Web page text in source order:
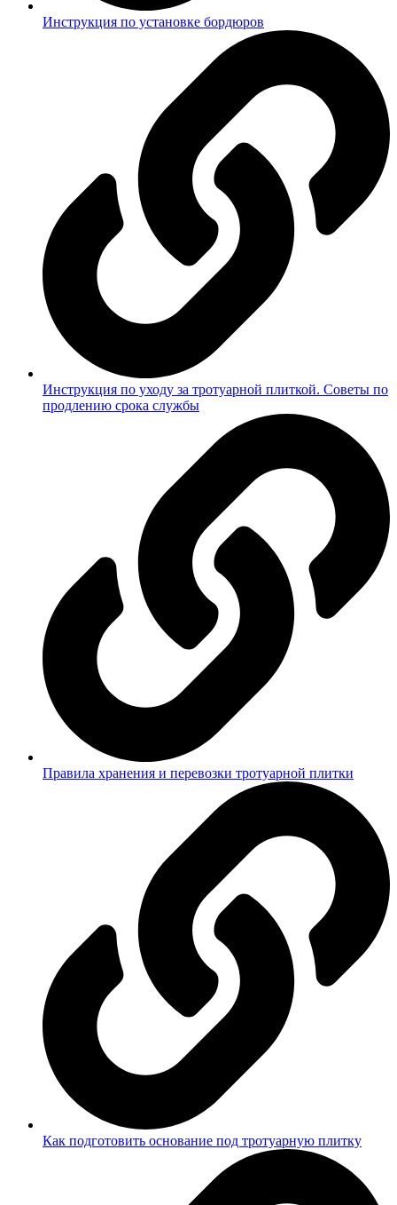
Инструкция по установке бордюров
Инструкция по уходу за тротуарной плиткой. Советы по
продлению срока службы
Правила хранения и перевозки тротуарной плитки
Как подготовить основание под тротуарную плитку